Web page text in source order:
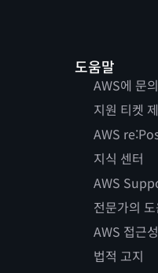
도움말
AWS에 문의
지원 티켓
AWS
지식 센터
AWS
전문가의
AWS 접근성
법적 고지